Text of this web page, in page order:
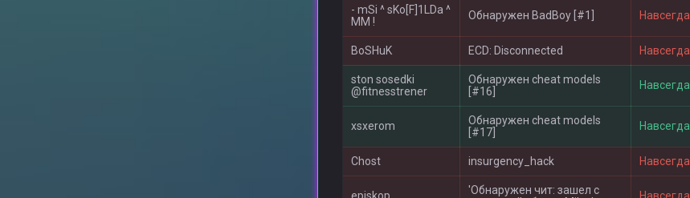
- mSi ^ sKo[F]1LDa ^
MM !
Обнаружен BadBoy [#1] Навсегда
BoSHuK ECD: Disconnected Навсегда
ston sosedki
@fitnesstrener
Обнаружен cheat models
[#16]
Навсегда
xsxerom
Обнаружен cheat models
[#17]
Навсегда
Chost insurgency_hack Навсегда
'Обнаружен чит: зашел с